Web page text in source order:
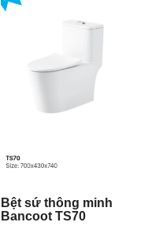
Bệt sứ thông minh
Bancoot TS70